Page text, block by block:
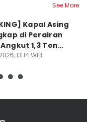
See More
Kapal Asing
di Perairan
1,3 Ton
13:14 WIB